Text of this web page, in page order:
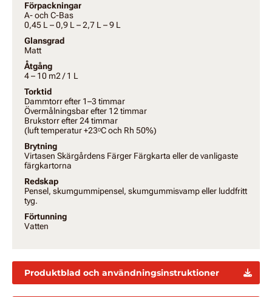
Förpackningar
A- och C-Bas
0,45 L – 0,9 L – 2,7 L – 9 L
Glansgrad
Matt
Åtgång
4 – 10 m2 / 1 L
Torktid
Damm­torr efter 1–3 timmar
Övermålningsbar efter 12 timmar
Brukstorr efter 24 timmar
(luft temperatur +23ᵒC och Rh 50%)
Brytning
Virtasen Skärgårdens Färger Färgkarta eller de vanligaste
färgkartorna
Redskap
Pensel, skumgummipensel, skumgummisvamp eller luddfritt
tyg.
Förtunning
Vatten
Produktblad och användningsinstruktioner